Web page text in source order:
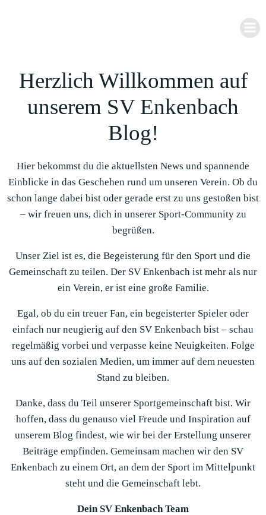
Herzlich Willkommen auf
unserem SV Enkenbach
Blog!
Hier bekommst du die aktuellsten News und spannende
Einblicke in das Geschehen rund um unseren Verein. Ob du
schon lange dabei bist oder gerade erst zu uns gestoßen bist
– wir freuen uns, dich in unserer Sport-Community zu
begrüßen.
Unser Ziel ist es, die Begeisterung für den Sport und die
Gemeinschaft zu teilen. Der SV Enkenbach ist mehr als nur
ein Verein, er ist eine große Familie.
Egal, ob du ein treuer Fan, ein begeisterter Spieler oder
einfach nur neugierig auf den SV Enkenbach bist – schau
regelmäßig vorbei und verpasse keine Neuigkeiten. Folge
uns auf den sozialen Medien, um immer auf dem neuesten
Stand zu bleiben.
Danke, dass du Teil unserer Sportgemeinschaft bist. Wir
hoffen, dass du genauso viel Freude und Inspiration auf
unserem Blog findest, wie wir bei der Erstellung unserer
Beiträge empfinden. Gemeinsam machen wir den SV
Enkenbach zu einem Ort, an dem der Sport im Mittelpunkt
steht und die Gemeinschaft lebt.
Dein SV Enkenbach Team